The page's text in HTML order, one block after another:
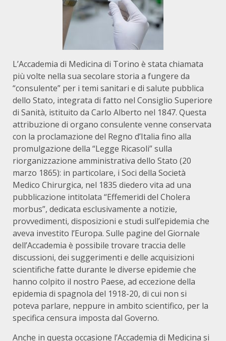
L’Accademia di Medicina di Torino è stata chiamata
più volte nella sua secolare storia a fungere da
“consulente” per i temi sanitari e di salute pubblica
dello Stato, integrata di fatto nel Consiglio Superiore
di Sanità, istituito da Carlo Alberto nel 1847. Questa
attribuzione di organo consulente venne conservata
con la proclamazione del Regno d’Italia fino alla
promulgazione della “Legge Ricasoli” sulla
riorganizzazione amministrativa dello Stato (20
marzo 1865): in particolare, i Soci della Società
Medico Chirurgica, nel 1835 diedero vita ad una
pubblicazione intitolata “Effemeridi del Cholera
morbus”, dedicata esclusivamente a notizie,
provvedimenti, disposizioni e studi sull’epidemia che
aveva investito l’Europa. Sulle pagine del Giornale
dell’Accademia è possibile trovare traccia delle
discussioni, dei suggerimenti e delle acquisizioni
scientifiche fatte durante le diverse epidemie che
hanno colpito il nostro Paese, ad eccezione della
epidemia di spagnola del 1918-20, di cui non si
poteva parlare, neppure in ambito scientifico, per la
specifica censura imposta dal Governo.
Anche in questa occasione l’Accademia di Medicina si